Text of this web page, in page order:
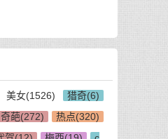
美女(1526)
猎奇(6)
奇葩(272)
热点(320)